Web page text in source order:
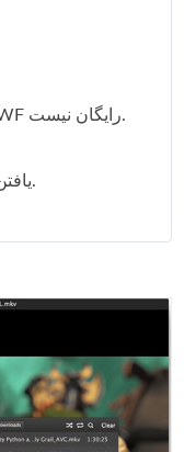
استفاده از پخش کننده پرونده SWF رایگان نیست.
یافتن برخی از ویژگی ها سخت است.